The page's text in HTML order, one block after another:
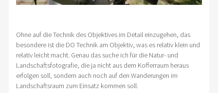
Ohne auf die Technik des Objektives im Detail einzugehen, das
besondere ist die DO Technik am Objektiv, was es relativ klein und
relativ leicht macht. Genau das suche ich für die Natur- und
Landschaftsfotografie, die ja nicht aus dem Kofferraum heraus
erfolgen soll, sondern auch noch auf den Wanderungen im
Landschaftsraum zum Einsatz kommen soll.